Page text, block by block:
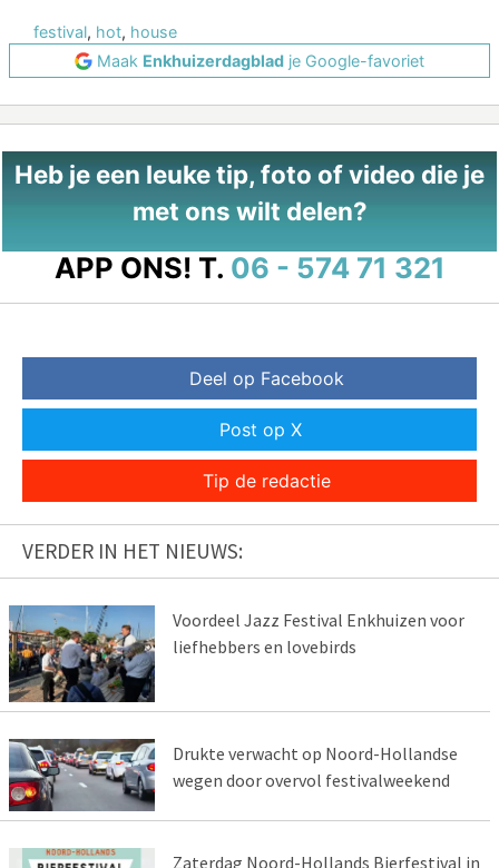
festival, hot, house
Maak Enkhuizerdagblad je Google-favoriet
Heb je een leuke tip, foto of video die je
met ons wilt delen?
APP ONS! T. 06 - 574 71 321
Deel op Facebook
Post op X
Tip de redactie
VERDER IN HET NIEUWS:
Voordeel Jazz Festival Enkhuizen voor
liefhebbers en lovebirds
Drukte verwacht op Noord-Hollandse
wegen door overvol festivalweekend
Zaterdag Noord-Hollands Bierfestival in